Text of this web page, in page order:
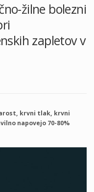
VAROVALNA ŽIVILA
EN
žilne bolezni
zapletov v
krvni tlak, krvni
napovejo 70-80%